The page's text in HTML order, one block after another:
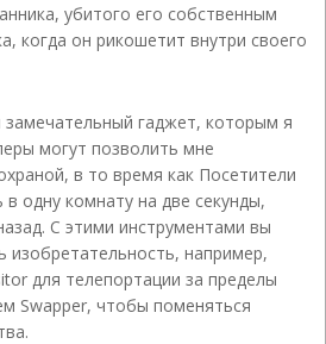
убитого его собственным
когда он рикошетит внутри своего
гаджет, которым я
могут позволить мне
в то время как Посетители
одну комнату на две секунды,
С этими инструментами вы
например,
для телепортации за пределы
Swapper, чтобы поменяться